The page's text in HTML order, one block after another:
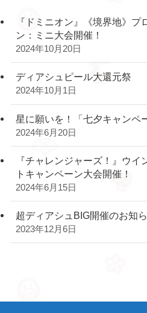
『ドミニオン』《境界地》プ
ン：ミニ大会開催！
2024年10月20日
ディアシュピール大還元祭
2024年10月1日
星に願いを！「七夕キャンペ
2024年6月20日
『チャレンジャーズ！』ウイ
トキャンペーン大会開催！
2024年6月15日
超ディアシュBIG開催のお知
2023年12月6日